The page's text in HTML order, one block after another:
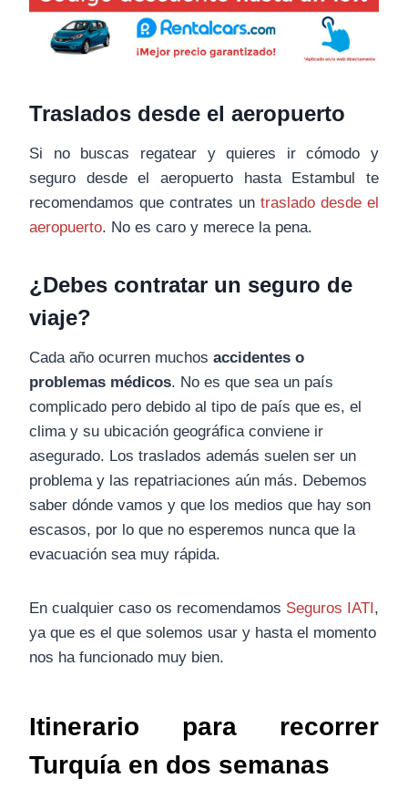
Traslados desde el aeropuerto
Si no buscas regatear y quieres ir cómodo y
seguro desde el aeropuerto hasta Estambul te
recomendamos que contrates un traslado desde el
aeropuerto. No es caro y merece la pena.
¿Debes contratar un seguro de
viaje?
Cada año ocurren muchos accidentes o
problemas médicos. No es que sea un país
complicado pero debido al tipo de país que es, el
clima y su ubicación geográfica conviene ir
asegurado. Los traslados además suelen ser un
problema y las repatriaciones aún más. Debemos
saber dónde vamos y que los medios que hay son
escasos, por lo que no esperemos nunca que la
evacuación sea muy rápida.
En cualquier caso os recomendamos Seguros IATI,
ya que es el que solemos usar y hasta el momento
nos ha funcionado muy bien.
Itinerario para recorrer
Turquía en dos semanas